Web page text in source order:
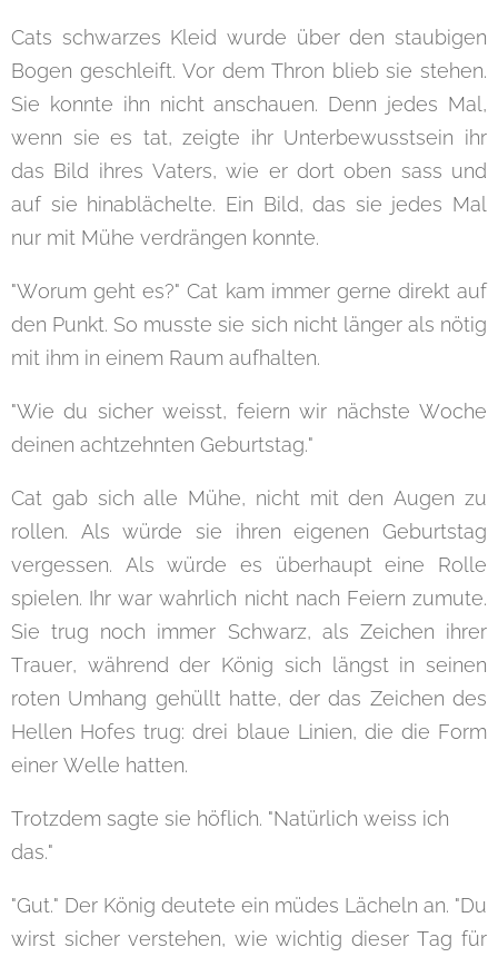
Cats schwarzes Kleid wurde über den staubigen
Bogen geschleift. Vor dem Thron blieb sie stehen.
Sie konnte ihn nicht anschauen. Denn jedes Mal,
wenn sie es tat, zeigte ihr Unterbewusstsein ihr
das Bild ihres Vaters, wie er dort oben sass und
auf sie hinablächelte. Ein Bild, das sie jedes Mal
nur mit Mühe verdrängen konnte.
"Worum geht es?" Cat kam immer gerne direkt auf
den Punkt. So musste sie sich nicht länger als nötig
mit ihm in einem Raum aufhalten.
"Wie du sicher weisst, feiern wir nächste Woche
deinen achtzehnten Geburtstag."
Cat gab sich alle Mühe, nicht mit den Augen zu
rollen. Als würde sie ihren eigenen Geburtstag
vergessen. Als würde es überhaupt eine Rolle
spielen. Ihr war wahrlich nicht nach Feiern zumute.
Sie trug noch immer Schwarz, als Zeichen ihrer
Trauer, während der König sich längst in seinen
roten Umhang gehüllt hatte, der das Zeichen des
Hellen Hofes trug: drei blaue Linien, die die Form
einer Welle hatten.
Trotzdem sagte sie höflich. "Natürlich weiss ich
das."
"Gut." Der König deutete ein müdes Lächeln an. "Du
wirst sicher verstehen, wie wichtig dieser Tag für